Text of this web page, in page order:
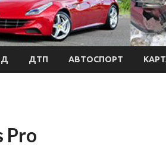
ДТП АВТОСПОРТ
Pro